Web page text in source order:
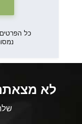
כל
לא